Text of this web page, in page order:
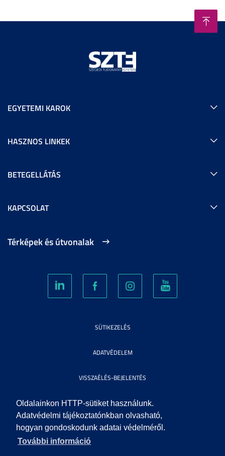
Oldalainkon HTTP-sütiket használunk.
Adatvédelmi tájékoztatónkban olvasható,
hogyan gondoskodunk adatai védelméről.
További információ
EGYETEMI KAROK
HASZNOS LINKEK
BETEGELLÁTÁS
KAPCSOLAT
Térképek és útvonalak
SÜTIKEZELÉS
ADATVÉDELEM
VISSZAÉLÉS-BEJELENTÉS
KÖZÉRDEKŰ ADATOK
IMPRESSZUM